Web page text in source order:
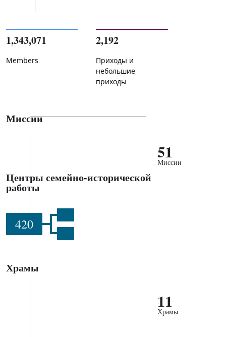
1,343,071
Members
2,192
Приходы и
небольшие
приходы
Миссии
51
Миссии
Центры семейно-исторической
работы
420
Храмы
11
Храмы